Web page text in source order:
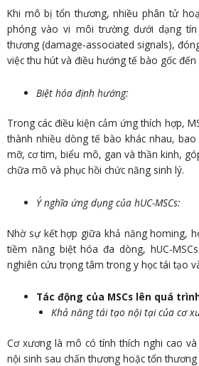
Khi mô bị tổn thương, nhiều phân tử
phóng vào vi môi trường dưới dạng
thương (damage-associated signals),
việc thu hút và điều hướng tế bào gốc
Biệt hóa định hướng:
Trong các điều kiện cảm ứng thích hợp,
thành nhiều dòng tế bào khác nhau,
mỡ, cơ tim, biểu mô, gan và thần kinh,
chữa mô và phục hồi chức năng sinh lý.
Ý nghĩa ứng dụng của hUC-MSCs:
Nhờ sự kết hợp giữa khả năng homing,
tiềm năng biệt hóa đa dòng, hUC-
nghiên cứu trọng tâm trong y học tái tạo
Tác động của MSCs lên quá
Khả năng tái tạo nội tại của cơ
Cơ xương là mô có tính thích nghi cao
nội sinh sau chấn thương hoặc tổn thương